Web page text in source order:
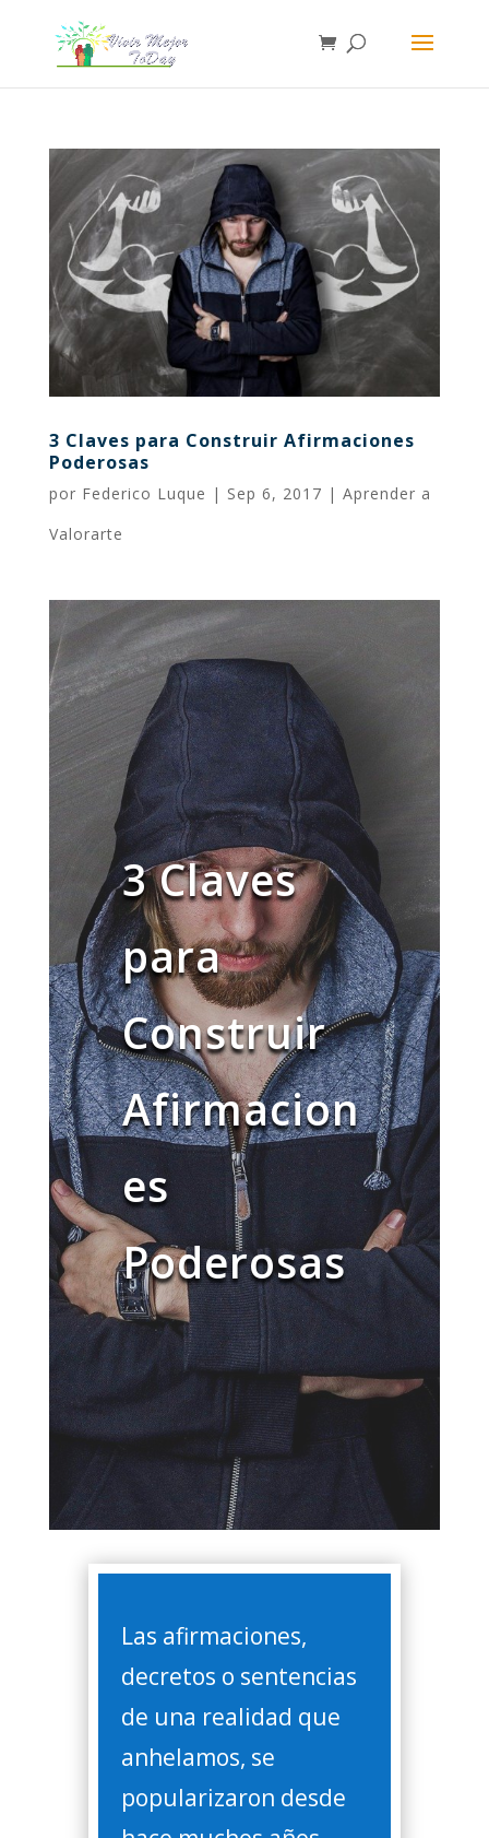
3 Claves para Construir Afirmaciones
Poderosas
por Federico Luque | Sep 6, 2017 | Aprender a
Valorarte
3 Claves
para
Construir
Afirmacion
es
Poderosas
Las afirmaciones,
decretos o sentencias
de una realidad que
anhelamos, se
popularizaron desde